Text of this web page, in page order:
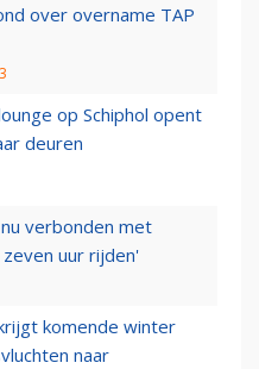
over overname TAP
op Schiphol opent
deuren
verbonden met
uur rijden'
komende winter
naar